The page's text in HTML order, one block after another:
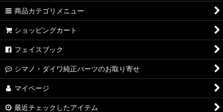
商品カテゴリメニュー
ショッピングカート
フェイスブック
シマノ・ダイワ純正パーツのお取り寄せ
マイページ
最近チェックしたアイテム